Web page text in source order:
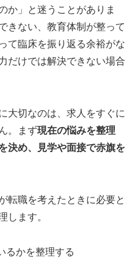
か」と迷うことがありま
きない、教育体制が整って
て臨床を振り返る余裕がな
だけでは解決できない場合
大切なのは、求人をすぐに
。まず現在の悩みを整理
決め、見学や面接で赤旗を
転職を考えたときに必要と
ます。
るかを整理する